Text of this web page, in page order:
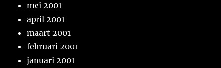
mei 2001
april 2001
maart 2001
februari 2001
januari 2001